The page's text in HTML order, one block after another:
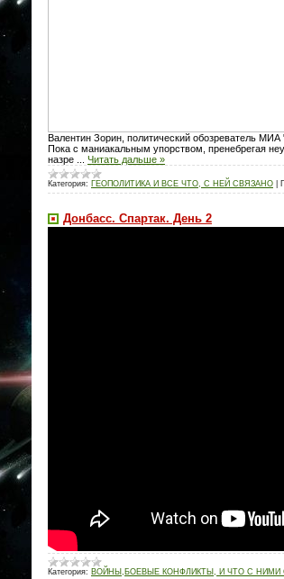
Валентин Зорин, политический обозреватель МИА
Пока с маниакальным упорством, пренебрегая
назре
Читать дальше »
Категория: ГЕОПОЛИТИКА И ВСЕ ЧТО, С НЕЙ СВЯЗАНО
Донбасс. Спартак. День 2
Категория: ВОЙНЫ,БОЕВЫЕ КОНФЛИКТЫ, И ЧТО С НИМИ